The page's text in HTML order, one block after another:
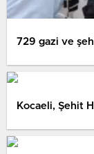
729 gazi ve
Kocaeli, Şehit